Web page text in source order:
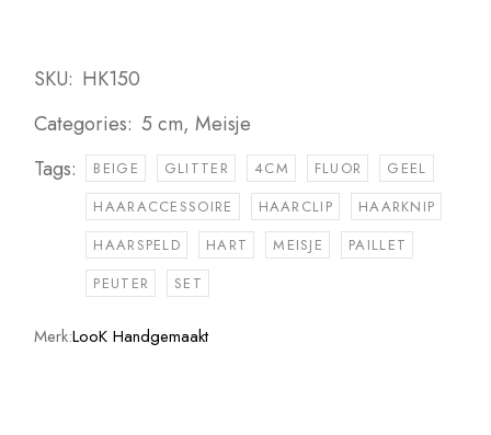
SKU: HK150
Categories: 5 cm,Meisje
Tags:
BEIGE GLITTER 4CM FLUOR
GEEL
HAARACCESSOIRE
HAARCLIP
HAARKNIP
HAARSPELD
HART MEISJE
PAILLET
PEUTER
SET
Merk:LooK Handgemaakt